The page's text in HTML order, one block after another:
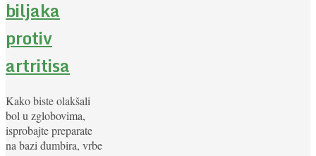
biljaka
protiv
artritisa
Kako biste olakšali
bol u zglobovima,
isprobajte preparate
na bazi đumbira, vrbe